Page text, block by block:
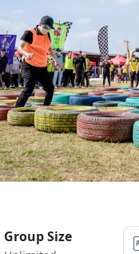
Group Size